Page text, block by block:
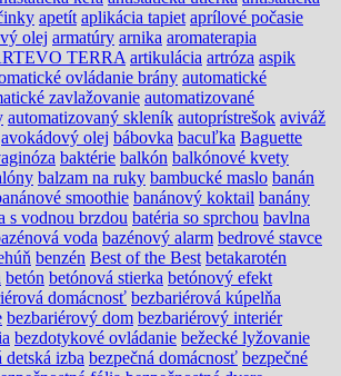
apetít aplikácia tapiet aprílové počasie
olej armatúry arnika aromaterapia
TERRA artikulácia artróza aspik
ovládanie brány automatické
zavlažovanie automatizované
automatizovaný skleník autoprístrešok aviváž
avokádový olej bábovka bacuľka Baguette
baktérie balkón balkónové kvety
balzam na ruky bambucké maslo banán
smoothie banánový koktail banány
s vodnou brzdou batéria so sprchou bavlna
voda bazénový alarm bedrové stavce
benzén Best of the Best betakarotén
betón betónová stierka betónový efekt
domácnosť bezbariérová kúpelňa
bezbariérový dom bezbariérový interiér
bezdotykové ovládanie bežecké lyžovanie
detská izba bezpečná domácnosť bezpečné